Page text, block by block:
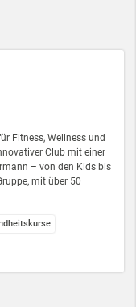
Fitness, Wellness und
Club mit einer
– von den Kids bis
mit über 50